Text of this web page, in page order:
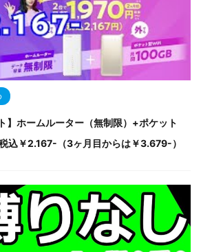
】ホームルーター（無制限）+ポケット
込￥2.167-（3ヶ月目からは￥3.679-）